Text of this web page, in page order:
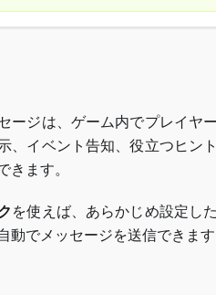
ージは、ゲーム内でプレイヤ
、イベント告知、役立つヒン
きます。
を使えば、あらかじめ設定し
動でメッセージを送信できます